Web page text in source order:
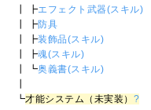
┃ ┣エフェクト武器(スキル)
┃ ┣防具
┃ ┣装飾品(スキル)
┃ ┣魂(スキル)
┃ ┗奥義書(スキル)
┗才能システム（未実装） ?